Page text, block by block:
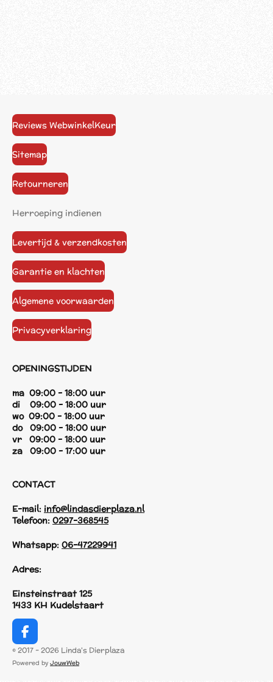
Reviews WebwinkelKeur
Sitemap
Retourneren
Herroeping indienen
Levertijd & verzendkosten
Garantie en klachten
Algemene voorwaarden
Privacyverklaring
OPENINGSTIJDEN
ma 09:00 - 18:00 uur
di 09:00 - 18:00 uur
wo 09:00 - 18:00 uur
do 09:00 - 18:00 uur
vr 09:00 - 18:00 uur
za 09:00 - 17:00 uur
CONTACT
E-mail: info@lindasdierplaza.nl
Telefoon: 0297-368545
Whatsapp: 06-47229941
Adres:
Einsteinstraat 125
1433 KH Kudelstaart
F
a
c
© 2017 - 2026 Linda's Dierplaza
Powered by JouwWeb